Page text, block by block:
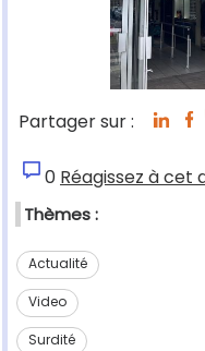
Partager sur :
0 Réagissez à cet
Thèmes :
Actualité
Video
Surdité